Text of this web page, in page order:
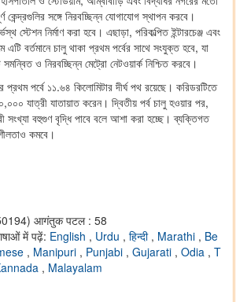
কেন্দ্রগুলির সঙ্গে নিরবচ্ছিন্ন যোগাযোগ স্থাপন করবে।
স্টেশন নির্মাণ করা হবে। এছাড়া, পরিকল্পিত ইন্টারচেঞ্জ এবং
এটি বর্তমানে চালু থাকা প্রথম পর্বের সাথে সংযুক্ত হবে, যা
ও নিরবচ্ছিন্ন মেট্রো নেটওয়ার্ক নিশ্চিত করবে।
প্রথম পর্বে ১১.৬৪ কিলোমিটার দীর্ঘ পথ রয়েছে। করিডরটিতে
যাত্রী যাতায়াত করেন। দ্বিতীয় পর্ব চালু হওয়ার পর,
সংখ্যা বহুগুণ বৃদ্ধি পাবে বলে আশা করা হচ্ছে। ব্যক্তিগত
কমবে।
आगंतुक पटल : 58
में पढ़ें: English , Urdu , हिन्दी , Marathi , Be
, Manipuri , Punjabi , Gujarati , Odia , T
, Malayalam